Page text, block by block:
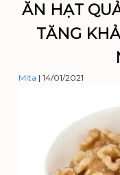
ĂN HẠT
TĂNG
Mita | 14/01/2021